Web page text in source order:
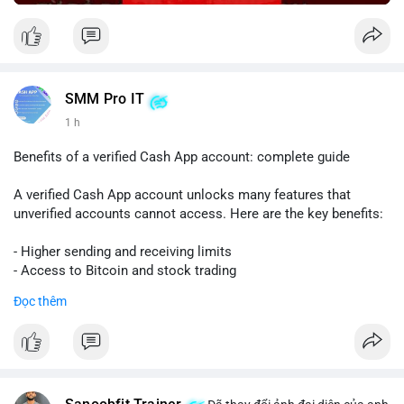
SMM Pro IT
1 h
Benefits of a verified Cash App account: complete guide
A verified Cash App account unlocks many features that
unverified accounts cannot access. Here are the key benefits:
- Higher sending and receiving limits
- Access to Bitcoin and stock trading
- Ability to link a bank account or card
To get verified, you need to provide your full name, date of
Đọc thêm